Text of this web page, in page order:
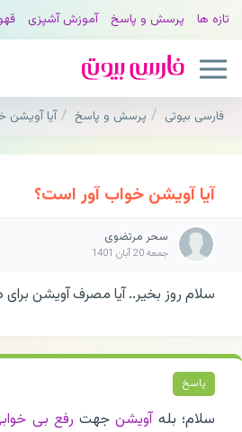
تازه ها پرسش و پاسخ آموزش آشپزی
فارسی بیوتی پرسش و پاسخ آیا آویشن
آیا آویشن خواب آور است؟
سحر مرتضوی
جمعه 20 آبان 1401
سلام روز بخیر.. آیا مصرف آویشن
پاسخ
سلام؛ بلهآویشنجهت رفع بی